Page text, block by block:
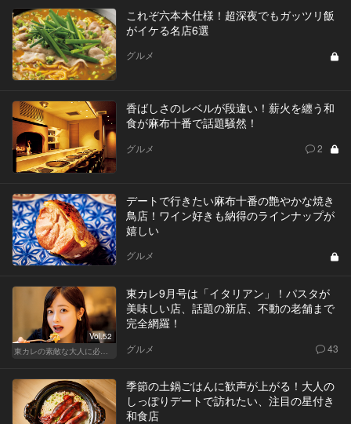
これぞ六本木仕様！超深夜でもガッツリ飯
がイケる名店6選
グルメ
香ばしさのレベルが段違い！薪火を纏う和
食が麻布十番で話題騒然！
グルメ 2
デートで行きたい麻布十番の艶やかな焼き
鳥店！ワイン好きも納得のラインナップが
嬉しい
グルメ
Vol.52
東カレ9月号は「イタリアン」！パスタが
美味しい店、話題の新店、不動の老舗まで
完全網羅！
グルメ 43
季節の土鍋ごはんに歓声が上がる！大人の
しっぽりデートで訪れたい、注目の星付き
和食店